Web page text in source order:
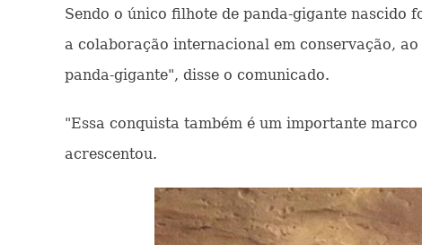
Sendo o único filhote de panda-gigante nascido
a colaboração internacional em conservação,
panda-gigante", disse o comunicado.
"Essa conquista também é um importante
acrescentou.